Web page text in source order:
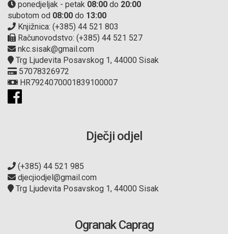
ponedjeljak - petak 08:00 do 20:00
subotom od 08:00 do 13:00
Knjižnica: (+385) 44 521 803
Računovodstvo: (+385) 44 521 527
nkc.sisak@gmail.com
Trg Ljudevita Posavskog 1, 44000 Sisak
57078326972
HR7924070001839100007
Dječji odjel
(+385) 44 521 985
djecjiodjel@gmail.com
Trg Ljudevita Posavskog 1, 44000 Sisak
Ogranak Caprag